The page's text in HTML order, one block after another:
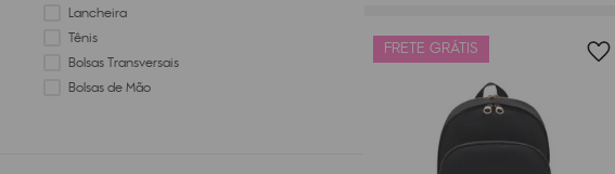
Lancheira
Tênis
Bolsas Transversais
Bolsas de Mão
FRETE GRÁTIS